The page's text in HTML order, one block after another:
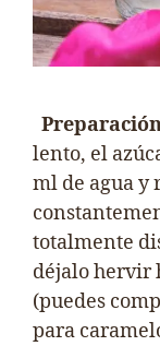
lento, el
ml de agua y
totalmente
déjalo hervir
(puedes
para